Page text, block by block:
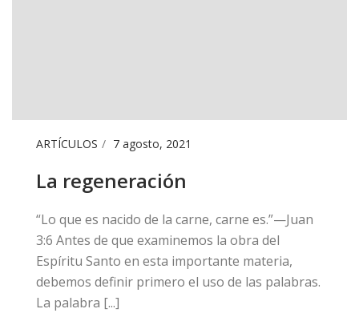
ARTÍCULOS 7 agosto, 2021
La regeneración
“Lo que es nacido de la carne, carne es.”—Juan
3:6 Antes de que examinemos la obra del
Espíritu Santo en esta importante materia,
debemos definir primero el uso de las palabras.
La palabra [...]